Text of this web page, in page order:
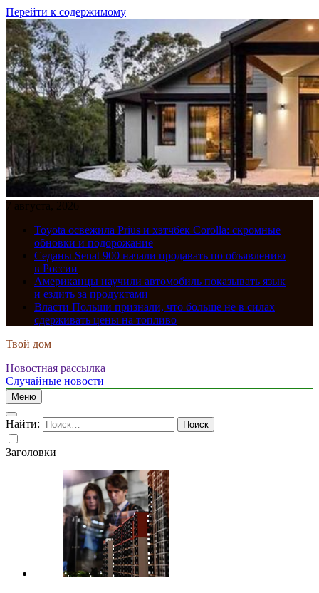
Перейти к содержимому
7 августа, 2026
Toyota освежила Prius и хэтчбек Corolla: скромные
обновки и подорожание
Седаны Senat 900 начали продавать по объявлению
в России
Американцы научили автомобиль показывать язык
и ездить за продуктами
Власти Польши признали, что больше не в силах
сдерживать цены на топливо
Твой дом
Новостная рассылка
Случайные новости
Меню
Найти:
Заголовки